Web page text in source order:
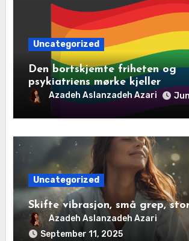
Uncategorized
Den bortskjemte friheten og
psykiatriens mørke kjeller
Azadeh Aslanzadeh Azari
Uncategorized
Skifte vibrasjon, små grep,
Azadeh Aslanzadeh Azari
September 11, 2025